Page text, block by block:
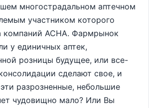
многострадальном аптечном
участником которого
компаний АСНА. Фармрынок
у единичных аптек,
розницы будущее, или все-
сделают свое, и
разрозненные, небольшие
чудовищно мало? Или Вы